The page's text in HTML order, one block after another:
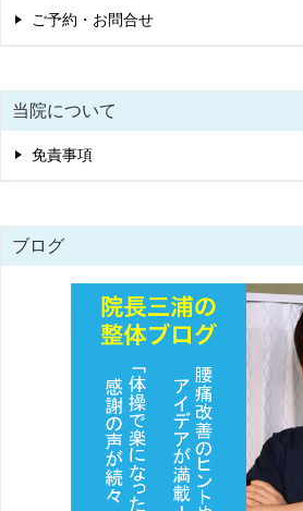
ご予約・お問合せ
当院について
免責事項
ブログ